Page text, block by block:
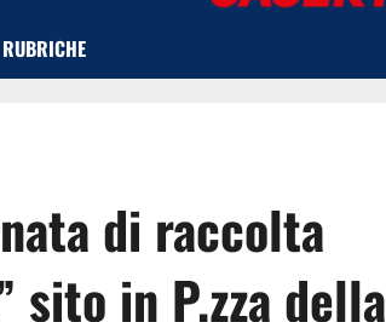
RUBRICHE
di raccolta
sito in P.zza della